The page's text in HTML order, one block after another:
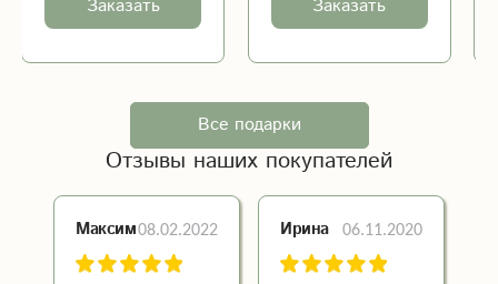
Заказать Заказать
Все подарки
Отзывы наших покупателей
Максим08.02.2022 Ирина 06.11.2020